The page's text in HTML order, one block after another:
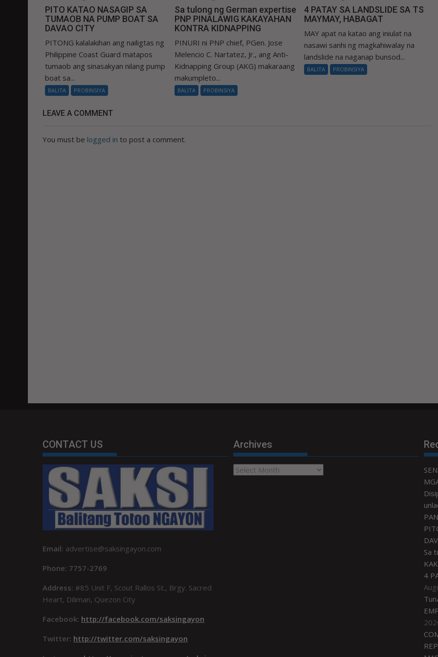
PITO KATAO NASAGIP SA
TUMAOB NA PUMP BOAT SA
DAVAO CITY
PITONG kalalakihan ang nailigtas ng
Philippine Coast Guard matapos
tumaob ang sinasakyan nilang pump
boat sa...
BALITA PROBINSIYA
Sa tulong ng German expertise
PNP PINALAWIG KAKAYAHAN
KONTRA KIDNAPPING
PINURI ni PNP chief, PGen. Jose
Melencio C. Nartatez, Jr., ang Anti-
Kidnapping Group (AKG) makaraang
makumpleto...
BALITA PROBINSIYA
4 PATAY SA LANDSLIDE SA TS
MAYMAY, HABAGAT
MAY apat na katao ang iniulat na
nasawi sanhi ng magkahiwalay na
landslide na naganap bunsod...
BALITA PROBINSIYA
LEAVE A COMMENT
You must be logged in to post a comment.
CONTACT US
Email: advertise@saksingayon.com
Phone: 7757-2769
Address: #85 Unit F, Scout Rallos St., Brgy. Sacred
Heart, Diliman, Quezon City
Facebook: http://facebook.com/saksingayon
Twitter: http://twitter.com/saksingayon
Archives
Archives
Sa
4